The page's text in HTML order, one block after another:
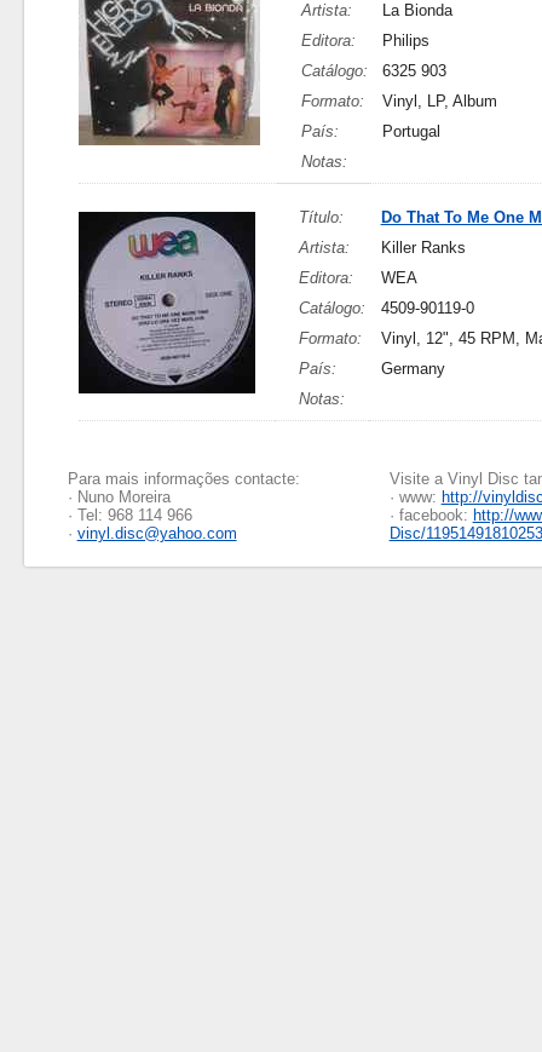
Artista:
La Bionda
Editora:
Philips
Catálogo:
6325 903
Formato:
Vinyl, LP, Album
País:
Portugal
Notas:
Título:
Do That To Me One
Artista:
Killer Ranks
Editora:
WEA
Catálogo:
4509-90119-0
Formato:
Vinyl, 12", 45 RPM,
País:
Germany
Notas:
Para mais informações contacte:
· Nuno Moreira
· Tel: 968 114 966
· vinyl.disc@yahoo.com
Visite a Vinyl Disc
· www: http://
· facebook: http://
Disc/